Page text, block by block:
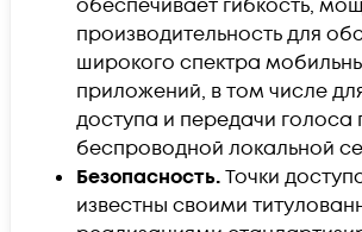
обеспечивает гибкость,
производительность для
широкого спектра
приложений, в том числе
доступа и передачи голоса
беспроводной локальной
Безопасность.Точки
известны своими